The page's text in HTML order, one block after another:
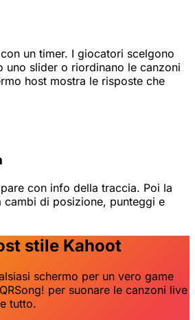
un timer. I giocatori scelgono
uno slider o riordinano le canzoni
host mostra le risposte che
con info della traccia. Poi la
cambi di posizione, punteggi e
stile Kahoot
schermo per un vero game
per suonare le canzoni live
tutto.